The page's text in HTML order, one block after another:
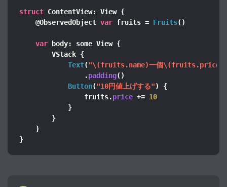
struct ContentView: View {
    @ObservedObject
var fruits = Fruits()
var body: some View {
        VStack
{
Text("\(fruits.name)一個\(fruits.price)
                .
padding()
Button("10円値上げする")
{
                fruits.
price += 10
}
}
}
}